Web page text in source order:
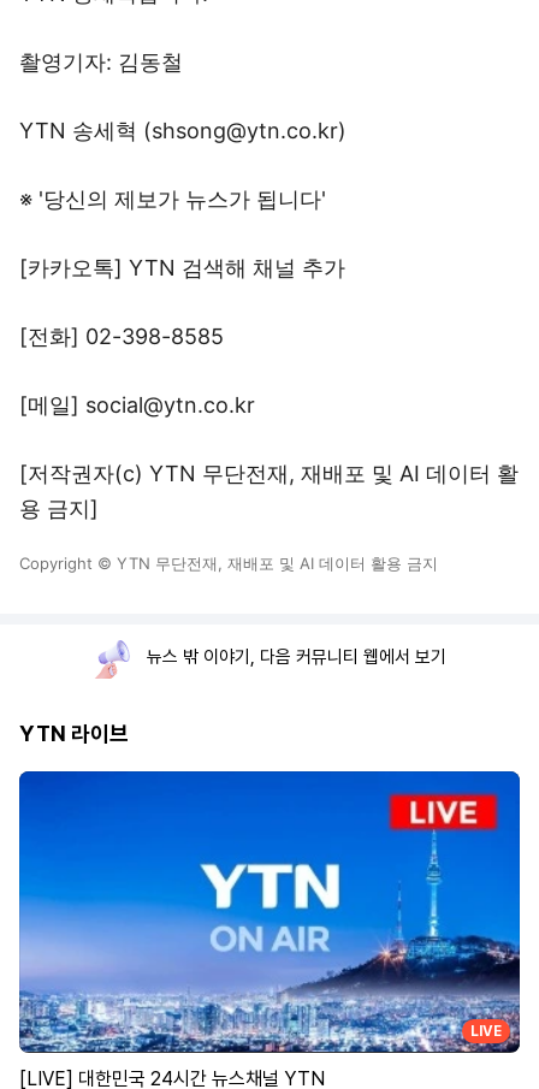
촬영기자: 김동철
YTN 송세혁 (shsong@ytn.co.kr)
※ '당신의 제보가 뉴스가 됩니다'
[카카오톡] YTN 검색해 채널 추가
[전화] 02-398-8585
[메일] social@ytn.co.kr
[저작권자(c) YTN 무단전재, 재배포 및 AI 데이터 활
용 금지]
Copyright © YTN 무단전재, 재배포 및 AI 데이터 활용 금지
뉴스 밖 이야기, 다음 커뮤니티 웹에서 보기
YTN 라이브
LIVE
[LIVE] 대한민국 24시간 뉴스채널 YTN